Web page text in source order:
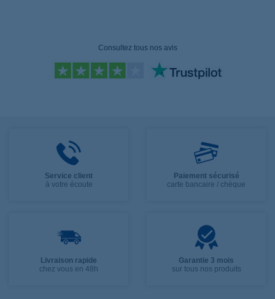
Consultez tous nos avis
Service client
à votre écoute
Paiement sécurisé
carte bancaire / chèque
Livraison rapide
chez vous en 48h
Garantie 3 mois
sur tous nos produits